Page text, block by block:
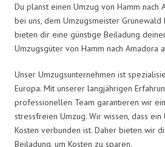
Du planst einen Umzug von Hamm nach
bei uns, dem Umzugsmeister Grunewald
bieten dir eine günstige Beiladung
Umzugsgüter von Hamm nach Amadora
Unser Umzugsunternehmen ist
Europa. Mit unserer langjährigen
professionellen Team garantieren wir
stressfreien Umzug. Wir wissen, dass
Kosten verbunden ist. Daher bieten wir
Beiladung, um Kosten zu sparen.